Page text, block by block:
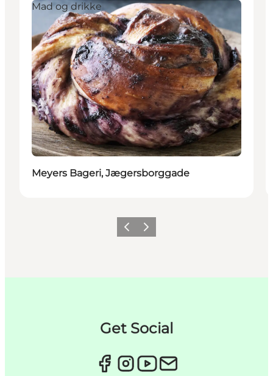
Mad og drikke
Meyers Bageri, Jægersborggade
ForrigeNæste
Get Social